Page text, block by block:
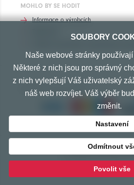
MOHLO BY SE HODIT
Informace o výrobcích
PŘIJÍMÁME TYTO PLATBY
© Copyright 2010-2026
vytvořeno s láskou
SOUBORY
Naše webové stránky
Některé z nich jsou pro správný
z nich vylepšují Váš uživatelský
náš web rozvíjet. Váš výběr
změnit.
Nastavení
Odmítnout
Povolit vše